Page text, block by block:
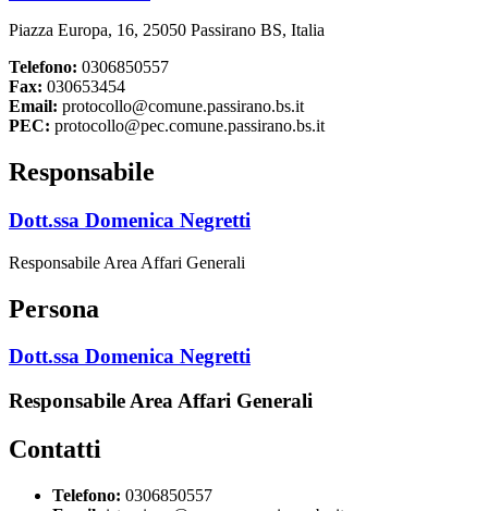
Piazza Europa, 16, 25050 Passirano BS, Italia
Telefono: 0306850557
Fax: 030653454
Email: protocollo@comune.passirano.bs.it
PEC: protocollo@pec.comune.passirano.bs.it
Responsabile
Dott.ssa Domenica Negretti
Responsabile Area Affari Generali
Persona
Dott.ssa Domenica Negretti
Responsabile Area Affari Generali
Contatti
Telefono: 0306850557